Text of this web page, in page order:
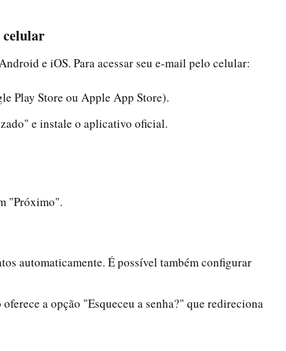
celular
e iOS. Para acessar seu e-mail pelo celular:
Play Store ou Apple App Store).
e instale o aplicativo oficial.
"Próximo".
automaticamente. É possível também configurar
a opção "Esqueceu a senha?" que redireciona